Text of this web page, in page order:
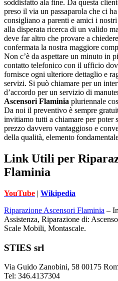
soddisfatto ala fine. Da questa
preso il via un passaparola che ci
consigliano a parenti e amici i
alla disperata ricerca di un valido
deve far altro che provare a
confermata la nostra maggiore
Non c’è da aspettare un minuto in
contatto telefonico con il ufficio
fornisce ogni ulteriore dettaglio e
servizi. Si può chiamare per un
d’accordo per un servizio di
Ascensori Flaminia pluriennale
Da noi il preventivo è sempre
invitiamo tutti a chiamare per poter
prezzo davvero vantaggioso e
della qualità, elemento
Link Utili per
Flaminia
YouTube | Wikipedia
Riparazione Ascensori Flaminia –
Assistenza, Riparazione di:
Scale Mobili, Montascale.
Footer
STIES srl
Via Guido Zanobini, 58 00175
Tel: 346.4137304